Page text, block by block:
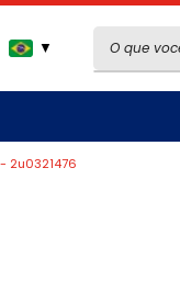
▼
2u0321476